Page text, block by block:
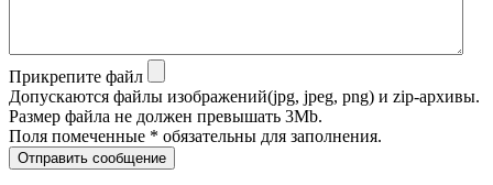
Прикрепите файл
Допускаются файлы изображений(jpg, jpeg, png) и zip-архивы.
Размер файла не должен превышать 3Mb.
Поля помеченные * обязательны для заполнения.
Отправить сообщение